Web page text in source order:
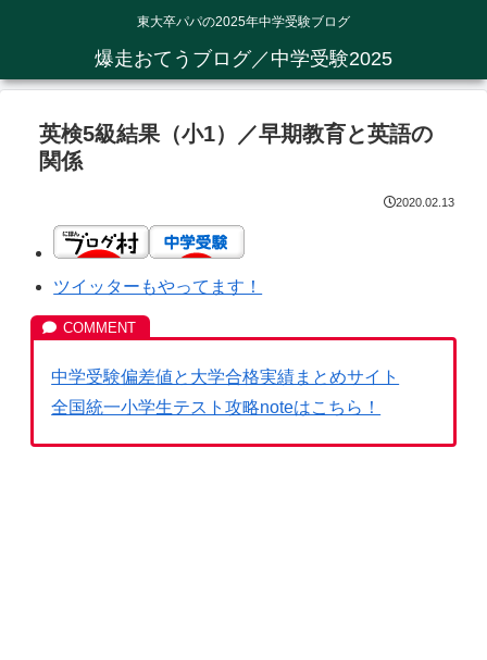
東大卒パパの2025年中学受験ブログ
爆走おてうブログ／中学受験2025
英検5級結果（小1）／早期教育と英語の
関係
2020.02.13
ツイッターもやってます！
中学受験偏差値と大学合格実績まとめサイト
全国統一小学生テスト攻略noteはこちら！